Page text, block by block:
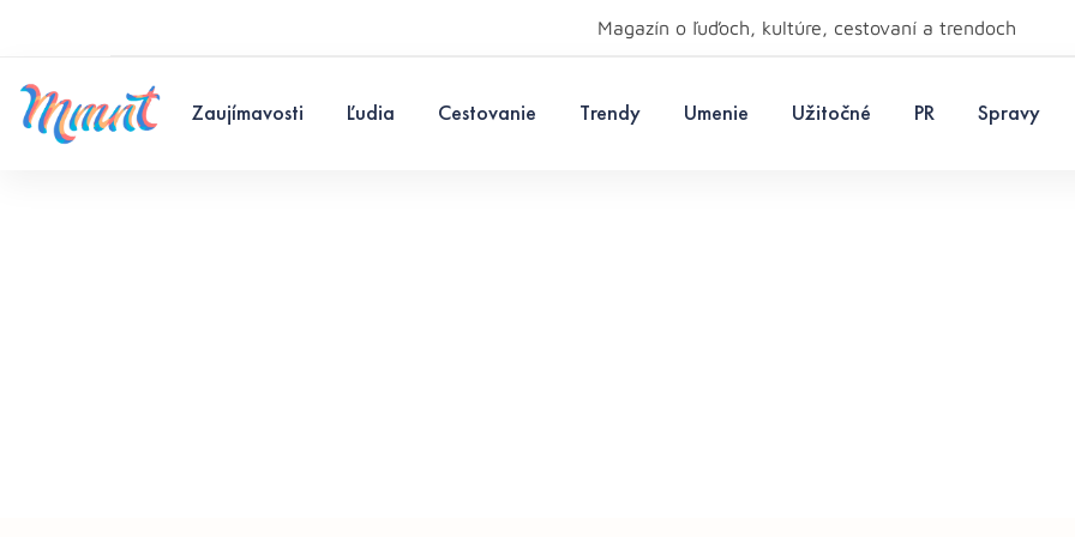
Magazín o ľuďoch, kultúre, cestovaní a trendoch
Zaujímavosti Ľudia Cestovanie Trendy Umenie Užitočné PR Spravy